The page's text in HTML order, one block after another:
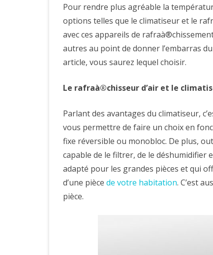
Pour rendre plus agréable la
options telles que le climatiseur et le
avec ces appareils de
autres au point de donner l’embarras
article, vous saurez lequel choisir.
Le rafraà®chisseur d’air et le
Parlant des avantages du climatiseur,
vous permettre de faire un choix en
fixe réversible ou monobloc. De plus,
capable de le filtrer, de le déshumidifier
adapté pour les grandes pièces et qui
d’une pièce de votre habitation. C’est
pièce.